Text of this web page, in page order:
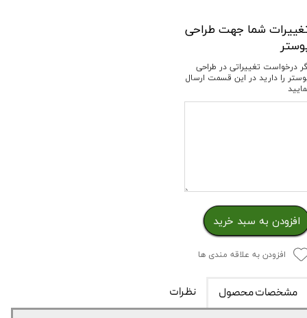
شما جهت طراحی
درخواست تغییراتی در طراحی
را دارید در این قسمت ارسال
افزودن به سبد خرید
افزودن به علاقه مندی ها
مشخصات محصول نظرات